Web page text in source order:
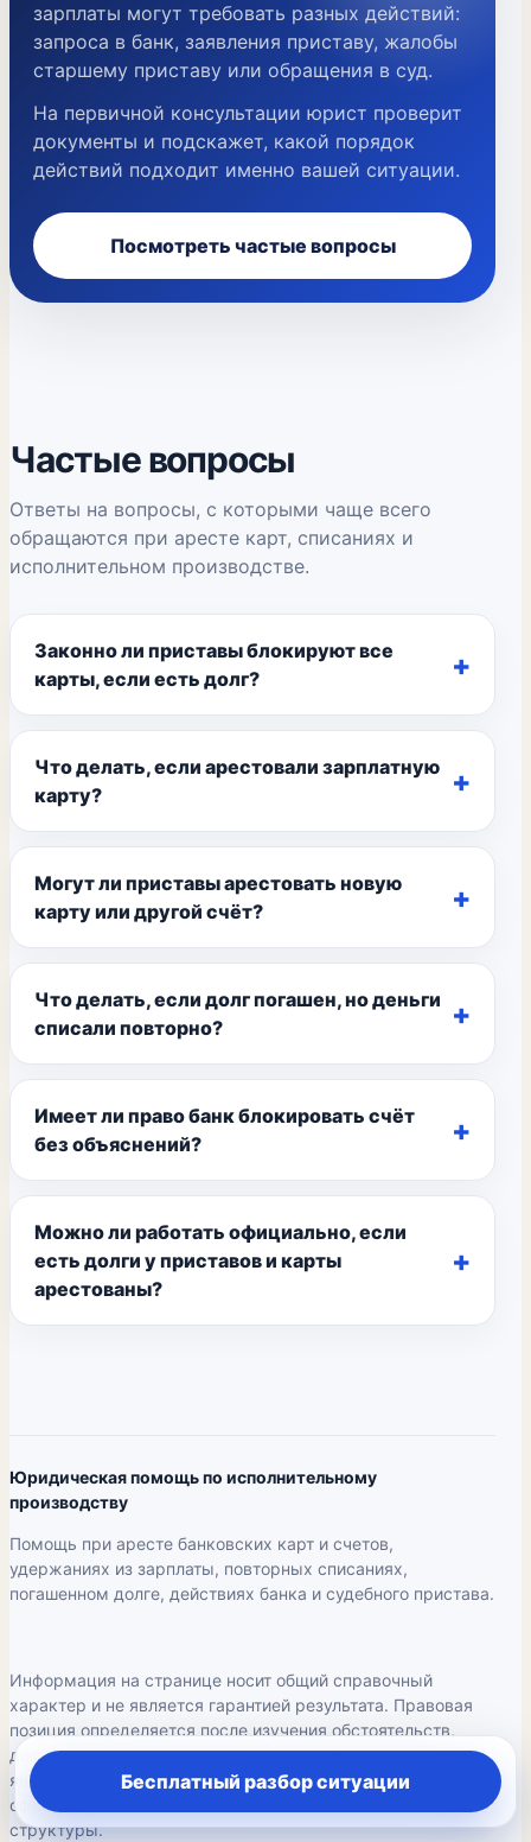
зарплаты могут требовать разных действий:
запроса в банк, заявления приставу, жалобы
старшему приставу или обращения в суд.
На первичной консультации юрист проверит
документы и подскажет, какой порядок
действий подходит именно вашей ситуации.
Посмотреть частые вопросы
Частые вопросы
Ответы на вопросы, с которыми чаще всего
обращаются при аресте карт, списаниях и
исполнительном производстве.
Законно ли приставы блокируют все
карты, если есть долг?
Что делать, если арестовали зарплатную
карту?
Могут ли приставы арестовать новую
карту или другой счёт?
Что делать, если долг погашен, но деньги
списали повторно?
Имеет ли право банк блокировать счёт
без объяснений?
Можно ли работать официально, если
есть долги у приставов и карты
арестованы?
Юридическая помощь по исполнительному
производству
Помощь при аресте банковских карт и счетов,
удержаниях из зарплаты, повторных списаниях,
погашенном долге, действиях банка и судебного пристава.
Информация на странице носит общий справочный
характер и не является гарантией результата. Правовая
позиция определяется после изучения обстоятельств,
документов, сроков и судебных актов. Сервис не
является государственным органом и не выдаёт себя за
официальный сайт ФССП, суда или иной государственной
структуры.
Бесплатный разбор ситуации